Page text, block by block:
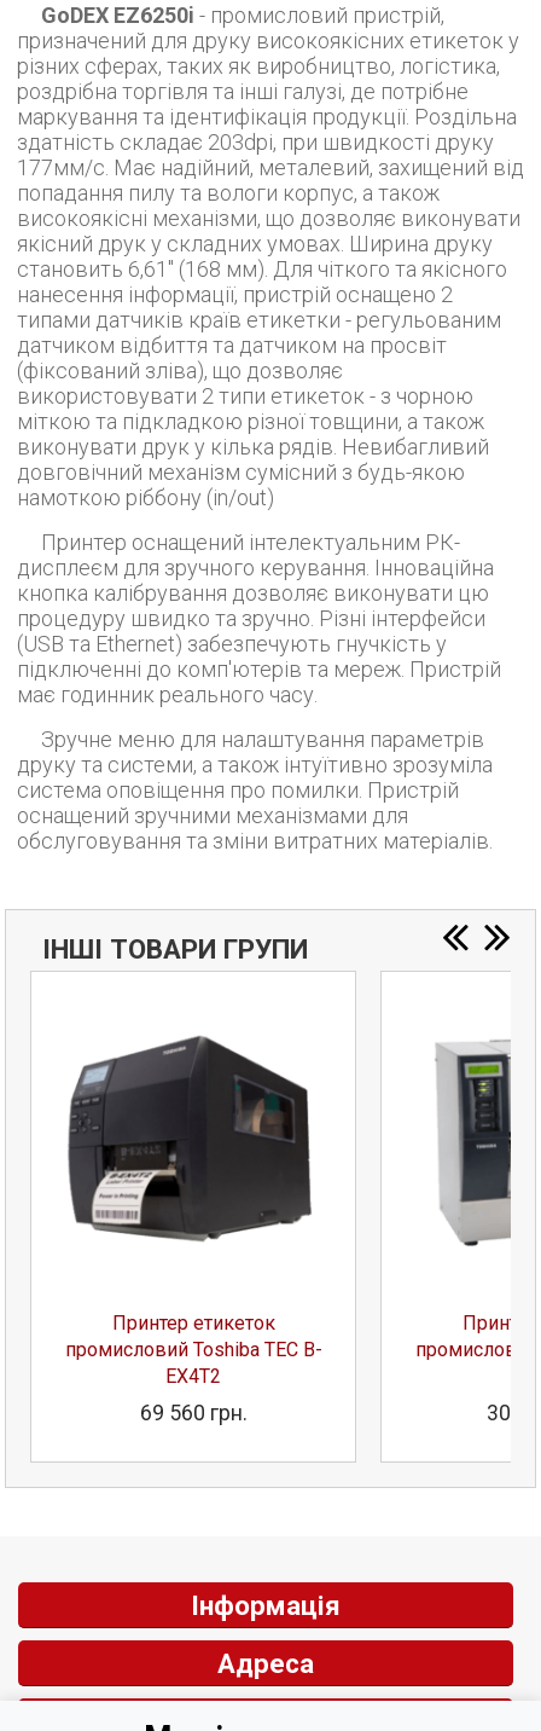
GoDEX EZ6250i - промисловий пристрій,
призначений для друку високоякісних етикеток у
різних сферах, таких як виробництво, логістика,
роздрібна торгівля та інші галузі, де потрібне
маркування та ідентифікація продукції. Роздільна
здатність складає 203dpi, при швидкості друку
177мм/с. Має надійний, металевий, захищений від
попадання пилу та вологи корпус, а також
високоякісні механізми, що дозволяє виконувати
якісний друк у складних умовах. Ширина друку
становить 6,61" (168 мм). Для чіткого та якісного
нанесення інформації, пристрій оснащено 2
типами датчиків країв етикетки - регульованим
датчиком відбиття та датчиком на просвіт
(фіксований зліва), що дозволяє
використовувати 2 типи етикеток - з чорною
міткою та підкладкою різної товщини, а також
виконувати друк у кілька рядів. Невибагливий
довговічний механізм сумісний з будь-якою
намоткою ріббону (in/out)
Принтер оснащений інтелектуальним РК-
дисплеєм для зручного керування. Інноваційна
кнопка калібрування дозволяє виконувати цю
процедуру швидко та зручно. Різні інтерфейси
(USB та Ethernet) забезпечують гнучкість у
підключенні до комп'ютерів та мереж. Пристрій
має годинник реального часу.
Зручне меню для налаштування параметрів
друку та системи, а також інтуїтивно зрозуміла
система оповіщення про помилки. Пристрій
оснащений зручними механізмами для
обслуговування та зміни витратних матеріалів.
ІНШІ ТОВАРИ ГРУПИ
Принтер етикеток
промисловий Toshiba TEC B-
EX4T2
69 560 грн.
промисловий
305
Інформація
Адреса
Контакти